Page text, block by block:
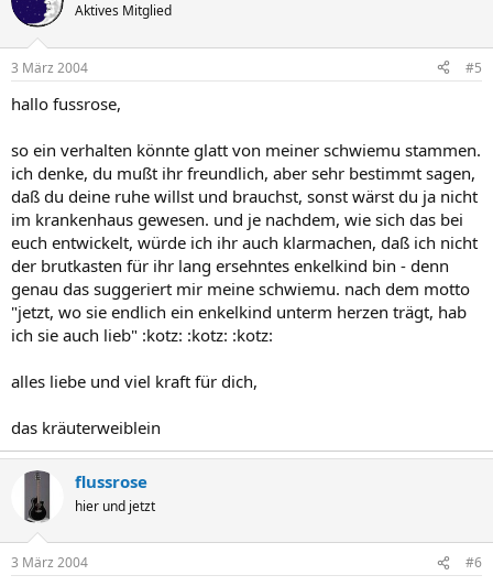
Aktives Mitglied
3 März 2004 #5
hallo fussrose,
so ein verhalten könnte glatt von meiner schwiemu stammen.
ich denke, du mußt ihr freundlich, aber sehr bestimmt sagen,
daß du deine ruhe willst und brauchst, sonst wärst du ja nicht
im krankenhaus gewesen. und je nachdem, wie sich das bei
euch entwickelt, würde ich ihr auch klarmachen, daß ich nicht
der brutkasten für ihr lang ersehntes enkelkind bin - denn
genau das suggeriert mir meine schwiemu. nach dem motto
"jetzt, wo sie endlich ein enkelkind unterm herzen trägt, hab
ich sie auch lieb" :kotz: :kotz: :kotz:
alles liebe und viel kraft für dich,
das kräuterweiblein
flussrose
hier und jetzt
3 März 2004 #6